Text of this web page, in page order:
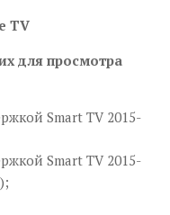
TV
для просмотра
Smart TV 2015-
Smart TV 2015-